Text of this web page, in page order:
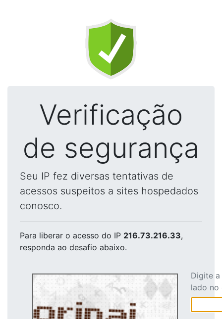
Verificação
de segurança
Seu IP fez diversas tentativas de
acessos suspeitos a sites hospedados
conosco.
Para liberar o acesso do IP 216.73.216.33,
responda ao desafio abaixo.
Digite
lado no